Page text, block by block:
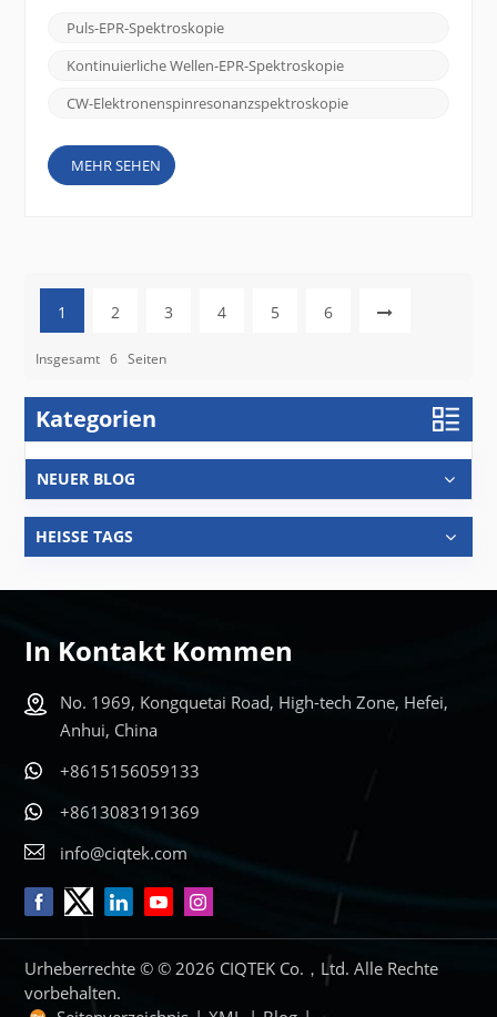
paramagnetischer Spezies. Es gibt zwei Haupttypen
der EPR-Spektroskopie: Continuous Wave (CW) EPR-
Spektroskopie und gepulste EPR-Spektroskopie .
Puls-EPR-Spektroskopie
Kontinuierliche Wellen-EPR-Spektroskopie
CW-Elektronenspinresonanzspektroskopie
MEHR SEHEN
1 2 3 4 5 6
Insgesamt 6 Seiten
Kategorien
NEUER BLOG
HEISSE TAGS
In Kontakt Kommen
No. 1969, Kongquetai Road, High-tech Zone, Hefei,
Anhui, China
+8615156059133
+8613083191369
info@ciqtek.com
Urheberrechte © © 2026 CIQTEK Co.，Ltd. Alle Rechte
vorbehalten.